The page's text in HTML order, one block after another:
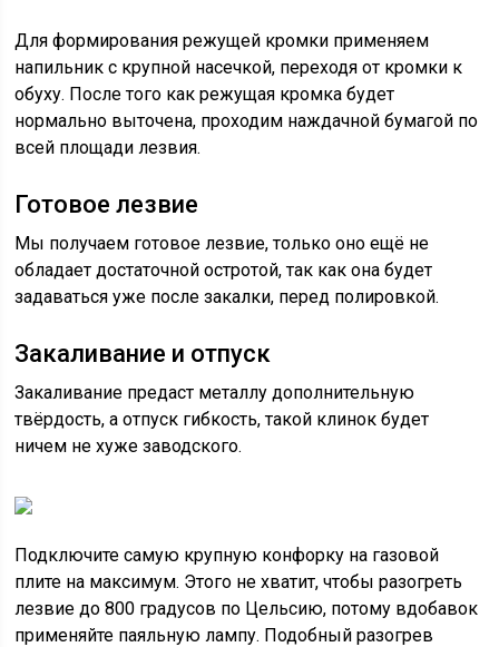
Для формирования режущей кромки применяем
напильник с крупной насечкой, переходя от кромки к
обуху. После того как режущая кромка будет
нормально выточена, проходим наждачной бумагой по
всей площади лезвия.
Готовое лезвие
Мы получаем готовое лезвие, только оно ещё не
обладает достаточной остротой, так как она будет
задаваться уже после закалки, перед полировкой.
Закаливание и отпуск
Закаливание предаст металлу дополнительную
твёрдость, а отпуск гибкость, такой клинок будет
ничем не хуже заводского.
Подключите самую крупную конфорку на газовой
плите на максимум. Этого не хватит, чтобы разогреть
лезвие до 800 градусов по Цельсию, потому вдобавок
применяйте паяльную лампу. Подобный разогрев